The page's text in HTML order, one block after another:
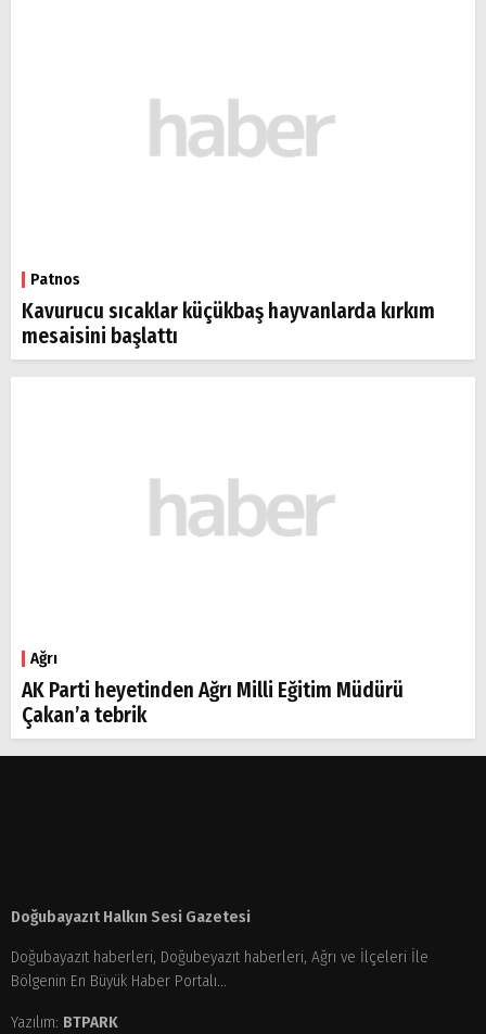
Patnos
Kavurucu sıcaklar küçükbaş hayvanlarda kırkım
mesaisini başlattı
Ağrı
AK Parti heyetinden Ağrı Milli Eğitim Müdürü
Çakan’a tebrik
Doğubayazıt Halkın Sesi Gazetesi
Doğubayazıt haberleri, Doğubeyazıt haberleri, Ağrı ve İlçeleri İle
Bölgenin En Büyük Haber Portalı...
Yazılım: BTPARK